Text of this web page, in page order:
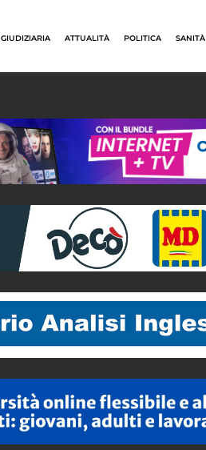
GIUDIZIARIA ATTUALITÀ POLITICA SANITÀ